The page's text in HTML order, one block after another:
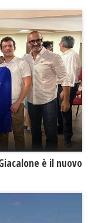
è il nuovo